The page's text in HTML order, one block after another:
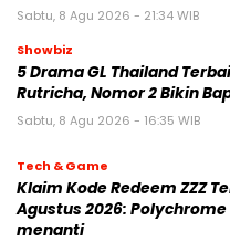
Sabtu, 8 Agu 2026 - 21:34 WIB
Showbiz
5 Drama GL Thailand
Rutricha, Nomor 2 Bikin
Sabtu, 8 Agu 2026 - 16:35 WIB
Tech & Game
Klaim Kode Redeem ZZZ
Agustus 2026:
menanti